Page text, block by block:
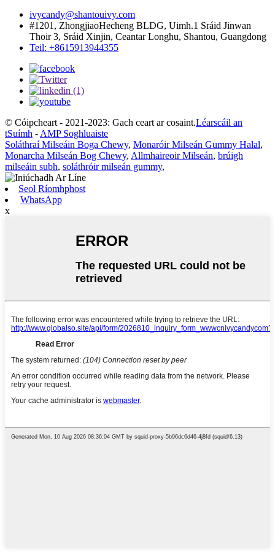
ivycandy@shantouivy.com
#1201, ZhongjiaoHecheng BLDG, Uimh.1 Sráid Jinwan
Thoir 3, Sráid Xinjin, Ceantar Longhu, Shantou, Guangdong
Teil: +8615913944355
© Cóipcheart - 2021-2023: Gach ceart ar cosaint.Léarscáil an
tSuímh -AMP Soghluaiste
Soláthraí Milseáin Boga Chewy, Monaróir Milseán Gummy Halal,
Monarcha Milseán Bog Chewy, Allmhaireoir Milseán, brúigh
milseáin subh, soláthróir milseán gummy,
Seol Ríomhphost
WhatsApp
x